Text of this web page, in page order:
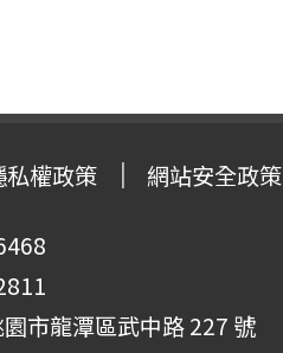
私權政策 網站安全政策
市龍潭區武中路 227 號